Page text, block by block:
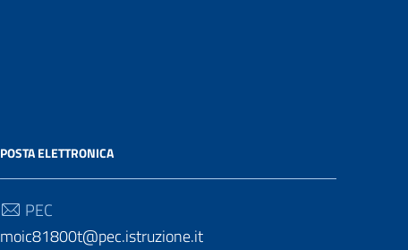
POSTA ELETTRONICA
PEC
moic81800t@pec.istruzione.it